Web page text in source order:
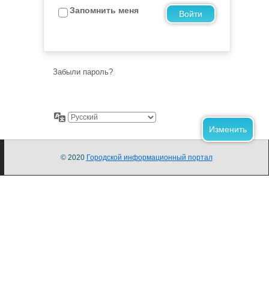
Запомнить меня
Забыли пароль?
© 2020 Городской информационный портал